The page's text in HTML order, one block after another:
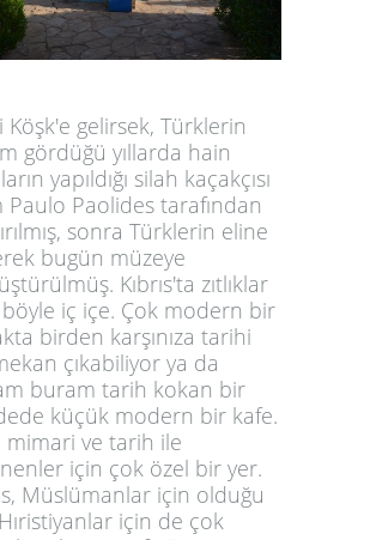
Köşk'e gelirsek, Türklerin
gördüğü yıllarda hain
yapıldığı silah kaçakçısı
Paulo Paolides tarafından
sonra Türklerin eline
bugün müzeye
Kıbrıs'ta zıtlıklar
iç içe. Çok modern bir
birden karşınıza tarihi
çıkabiliyor ya da
buram tarih kokan bir
küçük modern bir kafe.
mimari ve tarih ile
için çok özel bir yer.
Müslümanlar için olduğu
için de çok